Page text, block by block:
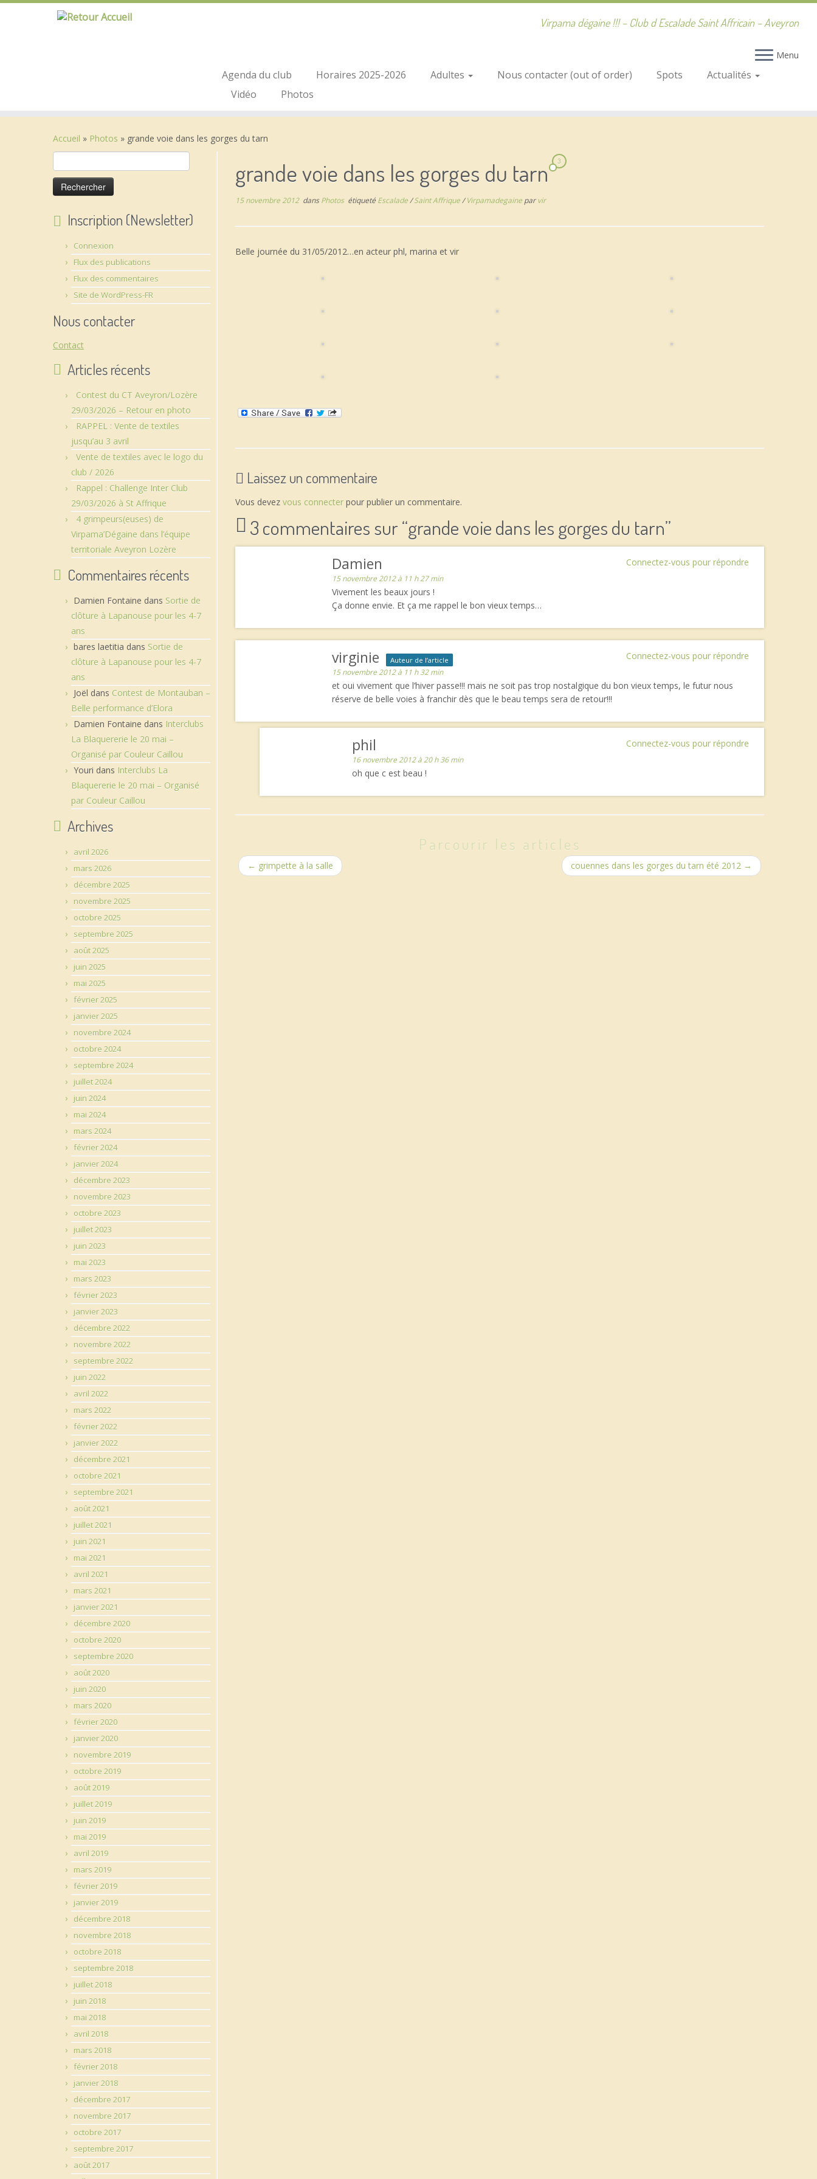
Passer
Virpama dégaine !!! – Club d Escalade Saint Affricain – Aveyron
Menu
Agenda du club Horaires 2025-2026 Adultes Nous contacter (out of order) Spots
Actualités
Vidéo
Photos
Accueil » Photos » grande voie dans les gorges du tarn
Rechercher :
Inscription (Newsletter)
Connexion
Flux des publications
Flux des commentaires
Site de WordPress-FR
Nous contacter
Contact
Articles récents
Contest du CT Aveyron/Lozère
29/03/2026 – Retour en photo
RAPPEL : Vente de textiles
jusqu’au 3 avril
Vente de textiles avec le logo du
club / 2026
Rappel : Challenge Inter Club
29/03/2026 à St Affrique
4 grimpeurs(euses) de
Virpama’Dégaine dans l’équipe
territoriale Aveyron Lozère
Commentaires récents
Damien Fontaine dans Sortie de
clôture à Lapanouse pour les 4-7
ans
bares laetitia dans Sortie de
clôture à Lapanouse pour les 4-7
ans
Joël dans Contest de Montauban –
Belle performance d’Elora
Damien Fontaine dans Interclubs
La Blaquererie le 20 mai –
Organisé par Couleur Caillou
Youri dans Interclubs La
Blaquererie le 20 mai – Organisé
par Couleur Caillou
Archives
avril 2026
mars 2026
décembre 2025
novembre 2025
octobre 2025
septembre 2025
août 2025
juin 2025
mai 2025
février 2025
janvier 2025
novembre 2024
octobre 2024
septembre 2024
juillet 2024
juin 2024
mai 2024
mars 2024
février 2024
janvier 2024
décembre 2023
novembre 2023
octobre 2023
juillet 2023
juin 2023
mai 2023
mars 2023
février 2023
janvier 2023
décembre 2022
novembre 2022
septembre 2022
juin 2022
avril 2022
mars 2022
février 2022
janvier 2022
décembre 2021
octobre 2021
septembre 2021
août 2021
juillet 2021
juin 2021
mai 2021
avril 2021
mars 2021
janvier 2021
décembre 2020
octobre 2020
septembre 2020
août 2020
juin 2020
mars 2020
février 2020
janvier 2020
novembre 2019
octobre 2019
août 2019
juillet 2019
juin 2019
mai 2019
avril 2019
mars 2019
février 2019
janvier 2019
décembre 2018
novembre 2018
octobre 2018
septembre 2018
juillet 2018
juin 2018
mai 2018
avril 2018
mars 2018
février 2018
janvier 2018
décembre 2017
novembre 2017
octobre 2017
septembre 2017
août 2017
grande voie dans les gorges du tarn 3
15 novembre 2012dansPhotos étiqueté Escalade/Saint Affrique/Virpamadegaine parvir
Belle journée du 31/05/2012…en acteur phl, marina et vir
Laissez un commentaire
Vous devez vous connecter pour publier un commentaire.
3 commentaires sur “grande voie dans les gorges du tarn”
Connectez-vous pour répondre
Damien
15 novembre 2012 à 11 h 27 min
Vivement les beaux jours !
Ça donne envie. Et ça me rappel le bon vieux temps…
Connectez-vous pour répondre
virginie Auteur de l’article
15 novembre 2012 à 11 h 32 min
et oui vivement que l’hiver passe!!! mais ne soit pas trop nostalgique du bon vieux temps, le futur nous
réserve de belle voies à franchir dès que le beau temps sera de retour!!!
Connectez-vous pour répondre
phil
16 novembre 2012 à 20 h 36 min
oh que c est beau !
Parcourir les articles
← grimpette à la salle couennes dans les gorges du tarn été 2012 →